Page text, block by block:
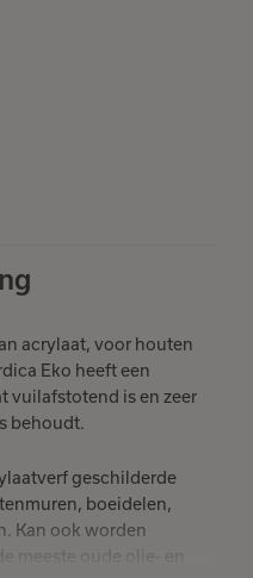
acrylaat, voor houten
Eko heeft een
vuilafstotend is en zeer
behoudt.
geschilderde
boeidelen,
Kan ook worden
meeste oude olie- en